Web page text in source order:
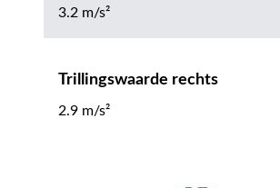
3.2 m/s²
Trillingswaarde rechts
2.9 m/s²